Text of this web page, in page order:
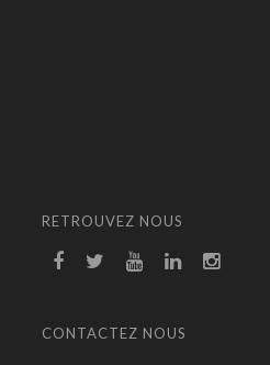
RETROUVEZ NOUS
CONTACTEZ NOUS